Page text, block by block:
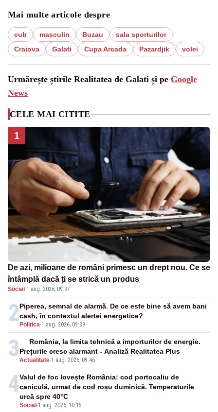
Mai multe articole despre
cub masculin Buzau
sala sporturilor
Craiova
Galati Cupa Arcada Pazardjik volei
Urmărește știrile Realitatea de Galati și pe Google
News
CELE MAI CITITE
1
De azi, milioane de români primesc un drept nou. Ce se
întâmplă dacă ți se strică un produs
Social·1 aug. 2026, 09:37
2Politica-1 aug. 2026, 09:39
Piperea, semnal de alarmă. De ce este bine să avem bani
cash, în contextul alertei energetice?
3Actualitate-1 aug. 2026, 09:46
România, la limita tehnică a importurilor de energie.
Prețurile cresc alarmant - Analiză Realitatea Plus
4
Social-1 aug. 2026, 10:15
Valul de foc lovește România: cod portocaliu de
caniculă, urmat de cod roșu duminică. Temperaturile
urcă spre 40°C